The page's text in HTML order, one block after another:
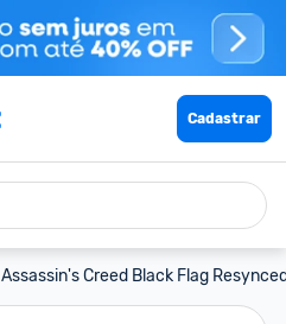
Cadastrar
Assassin's Creed Black Flag